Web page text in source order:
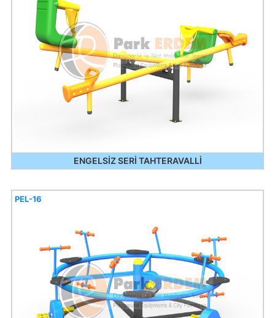
ENGELSİZ SERİ TAHTERAVALLİ
PEL-16